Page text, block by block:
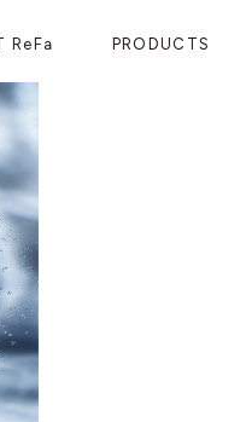
ReFa PRODUCTS
旗舰店